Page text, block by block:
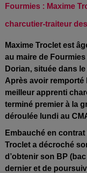
Fourmies : Maxime
charcutier-traiteur
Maxime Troclet est
au maire de
Dorian, située dans
Après avoir remporté
meilleur apprenti
terminé premier à la
déroulée lundi au
Embauché en contrat
Troclet a décroché
d’obtenir son BP
dernier et de